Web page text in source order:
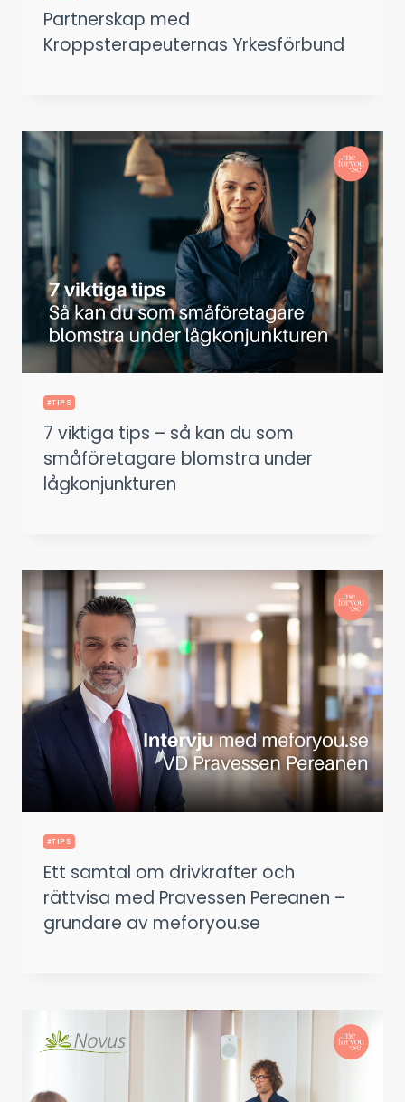
Partnerskap med
Kroppsterapeuternas Yrkesförbund
#TIPS
7 viktiga tips – så kan du som
småföretagare blomstra under
lågkonjunkturen
#TIPS
Ett samtal om drivkrafter och
rättvisa med Pravessen Pereanen –
grundare av meforyou.se